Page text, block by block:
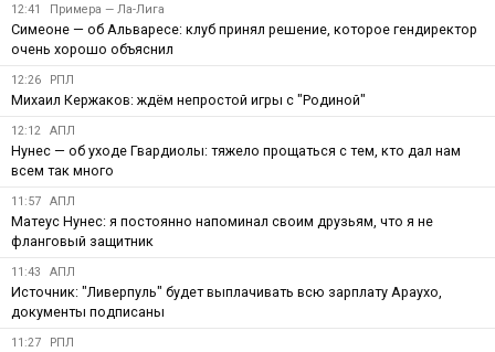
12:41 Примера — Ла-Лига
Симеоне — об Альваресе: клуб принял решение, которое гендиректор
очень хорошо объяснил
12:26 РПЛ
Михаил Кержаков: ждём непростой игры с "Родиной"
12:12 АПЛ
Нунес — об уходе Гвардиолы: тяжело прощаться с тем, кто дал нам
всем так много
11:57 АПЛ
Матеус Нунес: я постоянно напоминал своим друзьям, что я не
фланговый защитник
11:43 АПЛ
Источник: "Ливерпуль" будет выплачивать всю зарплату Араухо,
документы подписаны
11:27 РПЛ